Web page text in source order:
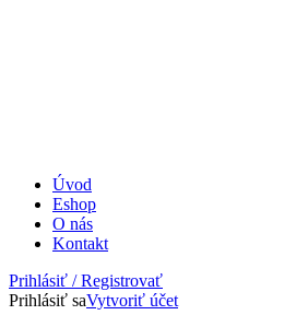
Úvod
Eshop
O nás
Kontakt
Prihlásiť / Registrovať
Prihlásiť saVytvoriť účet